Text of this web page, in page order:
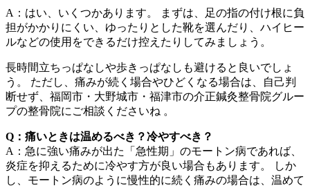
A：はい、いくつかあります。 まずは、足の指の付け根に負
担がかかりにくい、ゆったりとした靴を選んだり、ハイヒー
ルなどの使用をできるだけ控えたりしてみましょう。
長時間立ちっぱなしや歩きっぱなしも避けると良いでしょ
う。 ただし、痛みが続く場合やひどくなる場合は、自己判
断せず、福岡市・大野城市・福津市の介正鍼灸整骨院グルー
プの整骨院にご相談くださいね 。
Q：痛いときは温めるべき？冷やすべき？
A：急に強い痛みが出た「急性期」のモートン病であれば、
炎症を抑えるために冷やす方が良い場合もあります。 しか
し、モートン病のように慢性的に続く痛みの場合は、温めて